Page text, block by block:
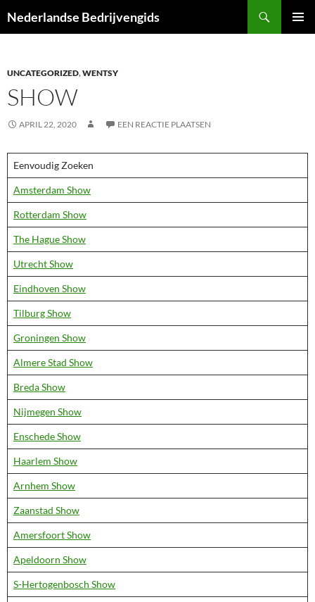
naar
Nederlandse Bedrijvengids
UNCATEGORIZED,WENTSY
SHOW
APRIL 22, 2020 EEN REACTIE PLAATSEN
Eenvoudig Zoeken
Amsterdam Show
Rotterdam Show
The Hague Show
Utrecht Show
Eindhoven Show
Tilburg Show
Groningen Show
Almere Stad Show
Breda Show
Nijmegen Show
Enschede Show
Haarlem Show
Arnhem Show
Zaanstad Show
Amersfoort Show
Apeldoorn Show
S-Hertogenbosch Show